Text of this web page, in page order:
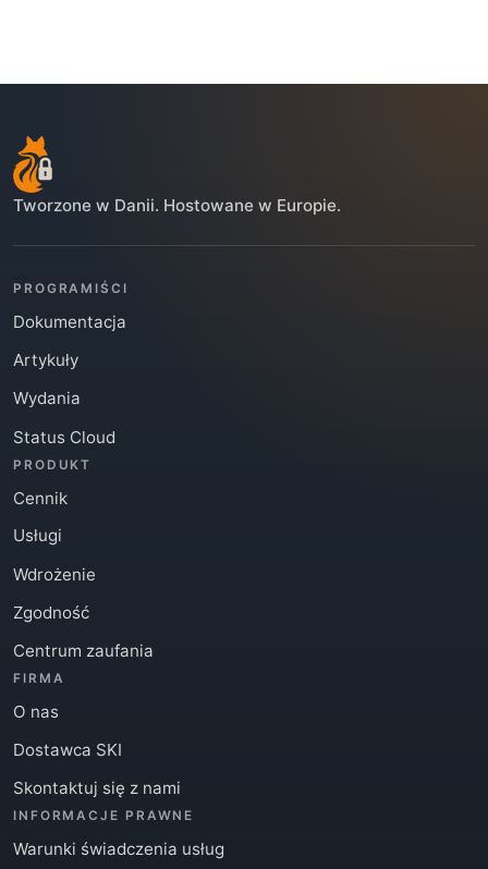
Tworzone w Danii. Hostowane w Europie.
PROGRAMIŚCI
Dokumentacja
Artykuły
Wydania
Status Cloud
PRODUKT
Cennik
Usługi
Wdrożenie
Zgodność
Centrum zaufania
FIRMA
O nas
Dostawca SKI
Skontaktuj się z nami
INFORMACJE PRAWNE
Warunki świadczenia usług